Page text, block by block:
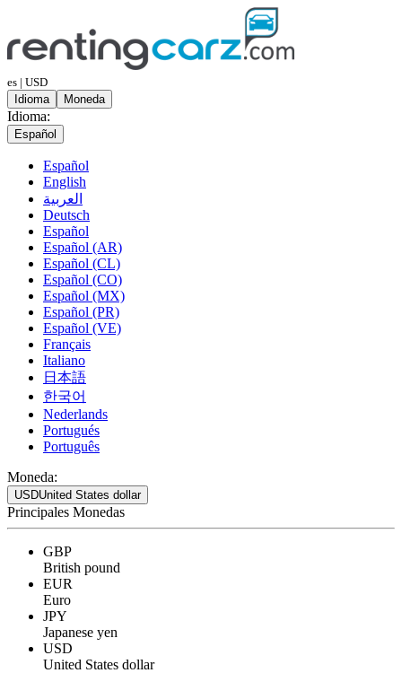
es | USD
Idioma
Moneda
Idioma:
Español
Español
English
العربية
Deutsch
Español
Español (AR)
Español (CL)
Español (CO)
Español (MX)
Español (PR)
Español (VE)
Français
Italiano
日本語
한국어
Nederlands
Portugués
Português
Moneda:
USDUnited States dollar
Principales Monedas
GBP
British pound
EUR
Euro
JPY
Japanese yen
USD
United States dollar